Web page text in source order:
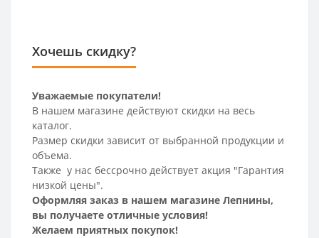
Хочешь скидку?
Уважаемые покупатели!
В нашем магазине действуют скидки на весь
каталог.
Размер скидки зависит от выбранной продукции и
объема.
Также у нас бессрочно действует акция "Гарантия
низкой цены".
Оформляя заказ в нашем магазине Лепнины,
вы получаете отличные условия!
Желаем приятных покупок!